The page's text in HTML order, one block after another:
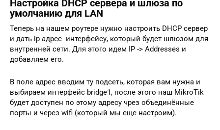
Настройка DHCP сервера и шлюза по
умолчанию для LAN
Теперь на нашем роутере нужно настроить DHCP сервер
и дать ip адрес интерфейсу, который будет шлюзом для
внутренней сети. Для этого идем IP -> Addresses и
добавляем его.
В поле адрес вводим ту подсеть, которая вам нужна и
выбираем интерфейс bridge1, после этого наш MikroTik
будет доступен по этому адресу чрез объединённые
порты и через wifi (который мы еще настроим).